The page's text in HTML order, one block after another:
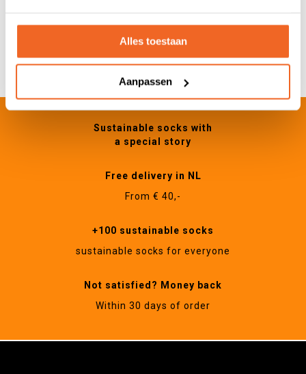
Alles toestaan
Aanpassen
Swimwear
Sustainable socks with
a special story
Free delivery in NL
From € 40,-
+100 sustainable socks
sustainable socks for everyone
Not satisfied? Money back
Within 30 days of order